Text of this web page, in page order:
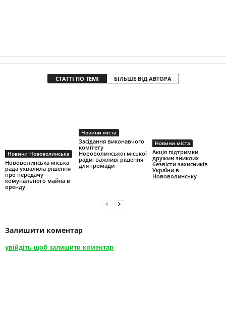
СТАТТІ ПО ТЕМІ БІЛЬШЕ ВІД АВТОРА
Новини Нововолинська
Нововолинська міська
рада ухвалила рішення
про передачу
комунального майна в
оренду
Новини міста
Засідання виконавчого
комітету
Нововолинської міської
ради: важливі рішення
для громади
Новини міста
Акція підтримки
дружин зниклих
безвісти захисників
України в
Нововолинську
Залишити коментар
увійдіть щоб залишити коментар